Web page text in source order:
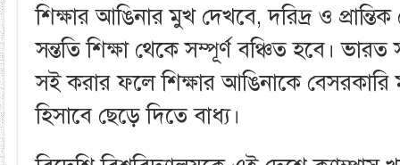
শিক্ষার আঙিনার মুখ দেখবে, দরিদ্র ও প্রান্তিক
সন্ততি শিক্ষা থেকে সম্পূর্ণ বঞ্চিত হবে।
সই করার ফলে শিক্ষার আঙিনাকে বেসরকারি
হিসাবে ছেড়ে দিতে বাধ্য।